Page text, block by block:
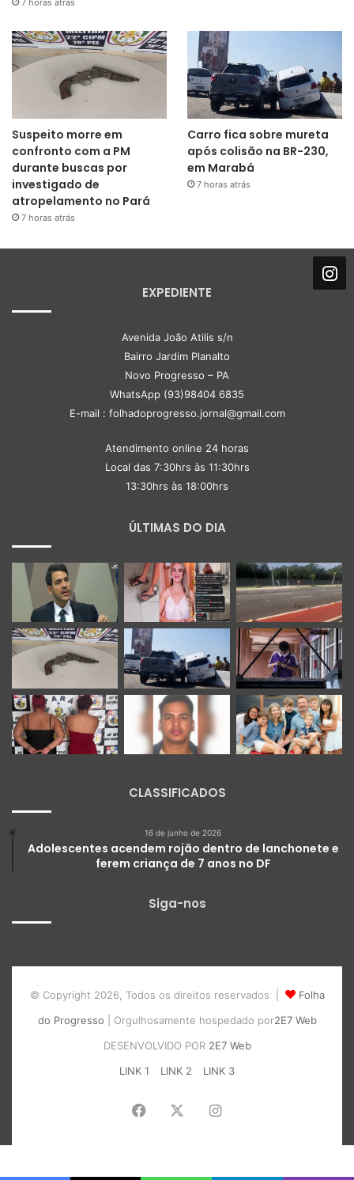
Suspeito morre em
confronto com a PM
durante buscas por
investigado de
atropelamento no Pará
7 horas atrás
Carro fica sobre mureta
após colisão na BR-230,
em Marabá
7 horas atrás
EXPEDIENTE
Avenida João Atilis s/n
Bairro Jardim Planalto
Novo Progresso – PA
WhatsApp (93)98404 6835
E-mail : folhadoprogresso.jornal@gmail.com
Atendimento online 24 horas
Local das 7:30hrs às 11:30hrs
13:30hrs às 18:00hrs
ÚLTIMAS DO DIA
CLASSIFICADOS
16 de junho de 2026
Adolescentes acendem rojão dentro de lanchonete e
ferem criança de 7 anos no DF
Siga-nos
© Copyright 2026, Todos os direitos reservados |
Folha
do Progresso | Orgulhosamente hospedado por2E7 Web
DESENVOLVIDO POR 2E7 Web
LINK 1
LINK 2 LINK 3
Facebook Instagram